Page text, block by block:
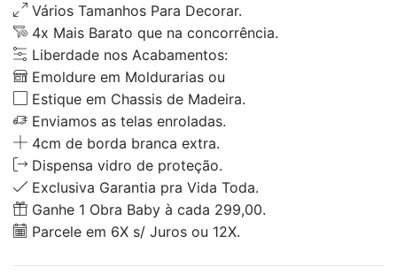
Vários Tamanhos Para Decorar.
4x Mais Barato que na concorrência.
Liberdade nos Acabamentos:
Emoldure em Moldurarias ou
Estique em Chassis de Madeira.
Enviamos as telas enroladas.
4cm de borda branca extra.
Dispensa vidro de proteção.
Exclusiva Garantia pra Vida Toda.
Ganhe 1 Obra Baby à cada 299,00.
Parcele em 6X s/ Juros ou 12X.